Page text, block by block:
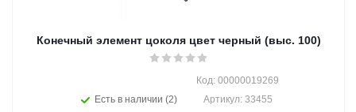
Конечный элемент цоколя цвет черный (выс. 100)
Есть в наличии (2)
Код: 00000019269
Артикул: 33455